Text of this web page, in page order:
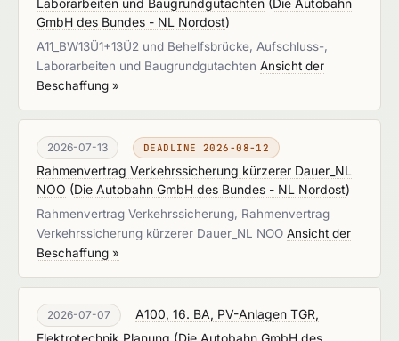
Laborarbeiten und Baugrundgutachten (Die Autobahn
GmbH des Bundes - NL Nordost)
A11_BW13Ü1+13Ü2 und Behelfsbrücke, Aufschluss-,
Laborarbeiten und Baugrundgutachten Ansicht der
Beschaffung »
2026-07-13 DEADLINE 2026-08-12
Rahmenvertrag Verkehrssicherung kürzerer Dauer_NL
NOO (Die Autobahn GmbH des Bundes - NL Nordost)
Rahmenvertrag Verkehrssicherung, Rahmenvertrag
Verkehrssicherung kürzerer Dauer_NL NOO Ansicht der
Beschaffung »
2026-07-07
A100, 16. BA, PV-Anlagen TGR,
Elektrotechnik Planung (Die Autobahn GmbH des